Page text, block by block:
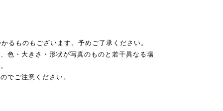
るものもございます。予めご了承ください。
色・大きさ・形状が写真のものと若干異なる場
でご注意ください。